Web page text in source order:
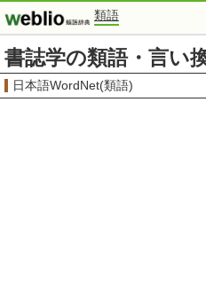
類語
書誌学の類語・言い
日本語WordNet(類語)